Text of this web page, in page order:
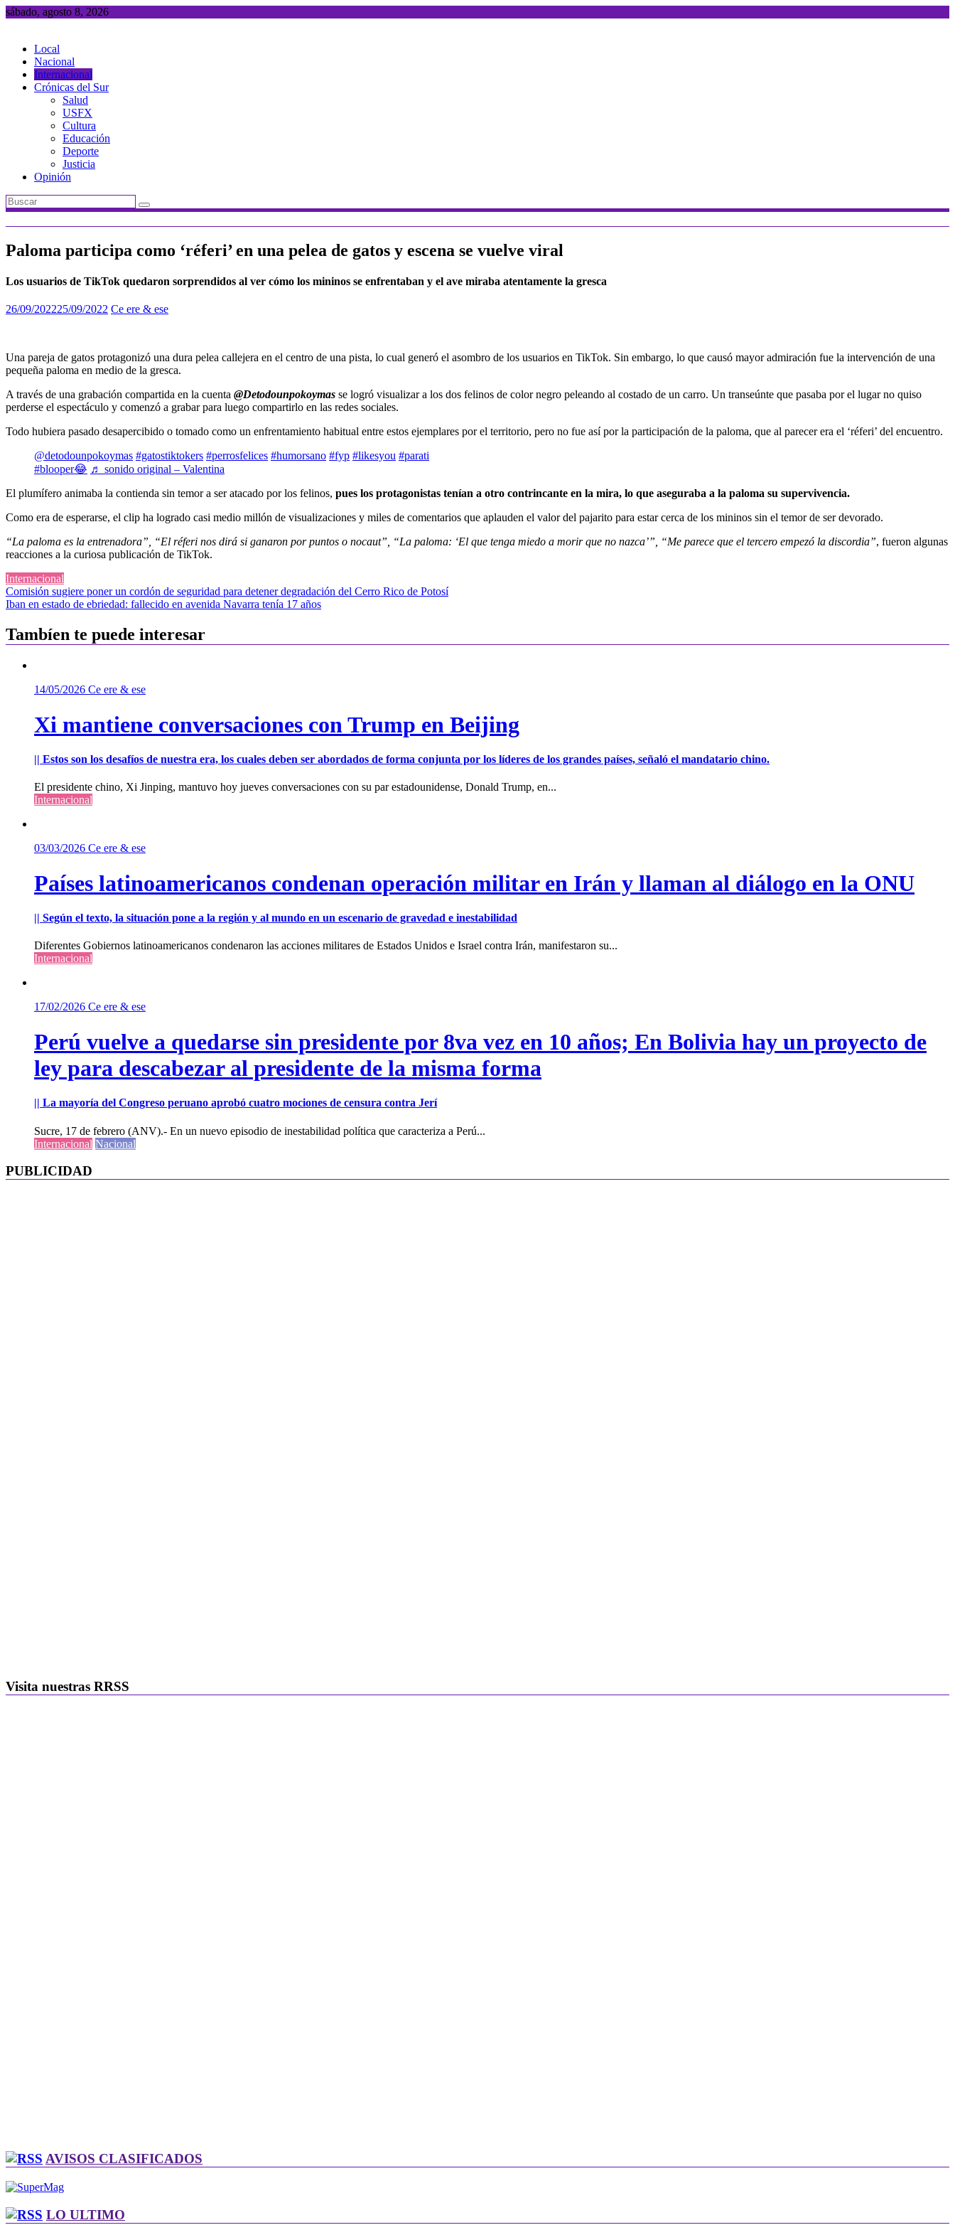
Saltar
sábado, agosto 8, 2026
Local
Nacional
Internacional
Crónicas del Sur
Salud
USFX
Cultura
Educación
Deporte
Justicia
Opinión
Paloma participa como ‘réferi’ en una pelea de gatos y escena se vuelve viral
Los usuarios de TikTok quedaron sorprendidos al ver cómo los mininos se enfrentaban y el ave miraba atentamente la gresca
26/09/202225/09/2022 Ce ere & ese
Una pareja de gatos protagonizó una dura pelea callejera en el centro de una pista, lo cual generó el asombro de los usuarios en TikTok. Sin embargo, lo que causó mayor admiración fue la intervención de una
pequeña paloma en medio de la gresca.
A través de una grabación compartida en la cuenta @Detodounpokoymas se logró visualizar a los dos felinos de color negro peleando al costado de un carro. Un transeúnte que pasaba por el lugar no quiso
perderse el espectáculo y comenzó a grabar para luego compartirlo en las redes sociales.
Todo hubiera pasado desapercibido o tomado como un enfrentamiento habitual entre estos ejemplares por el territorio, pero no fue así por la participación de la paloma, que al parecer era el ‘réferi’ del encuentro.
@detodounpokoymas #gatostiktokers #perrosfelices #humorsano #fyp #likesyou #parati
#blooper😂 ♬ sonido original – Valentina
El plumífero animaba la contienda sin temor a ser atacado por los felinos, pues los protagonistas tenían a otro contrincante en la mira, lo que aseguraba a la paloma su supervivencia.
Como era de esperarse, el clip ha logrado casi medio millón de visualizaciones y miles de comentarios que aplauden el valor del pajarito para estar cerca de los mininos sin el temor de ser devorado.
“La paloma es la entrenadora”, “El réferi nos dirá si ganaron por puntos o nocaut”, “La paloma: ‘El que tenga miedo a morir que no nazca’”, “Me parece que el tercero empezó la discordia”, fueron algunas
reacciones a la curiosa publicación de TikTok.
Internacional
Navegación
de
entradas
Comisión sugiere poner un cordón de seguridad para detener degradación del Cerro Rico de Potosí
Iban en estado de ebriedad: fallecido en avenida Navarra tenía 17 años
Tambíen te puede interesar
14/05/2026 Ce ere & ese
Xi mantiene conversaciones con Trump en Beijing
|| Estos son los desafíos de nuestra era, los cuales deben ser abordados de forma conjunta por los líderes de los grandes países, señaló el mandatario chino.
El presidente chino, Xi Jinping, mantuvo hoy jueves conversaciones con su par estadounidense, Donald Trump, en...
Internacional
03/03/2026 Ce ere & ese
Países latinoamericanos condenan operación militar en Irán y llaman al diálogo en la ONU
|| Según el texto, la situación pone a la región y al mundo en un escenario de gravedad e inestabilidad
Diferentes Gobiernos latinoamericanos condenaron las acciones militares de Estados Unidos e Israel contra Irán, manifestaron su...
Internacional
17/02/2026 Ce ere & ese
Perú vuelve a quedarse sin presidente por 8va vez en 10 años; En Bolivia hay un proyecto de
ley para descabezar al presidente de la misma forma
|| La mayoría del Congreso peruano aprobó cuatro mociones de censura contra Jerí
Sucre, 17 de febrero (ANV).- En un nuevo episodio de inestabilidad política que caracteriza a Perú...
Internacional Nacional
PUBLICIDAD
Visita nuestras RRSS
AVISOS CLASIFICADOS
LO ULTIMO